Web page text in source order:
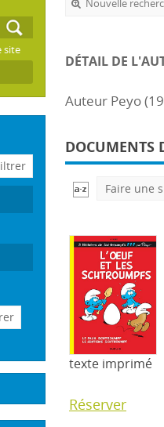
site
Nouvelle
DÉTAIL DE
Auteur Peyo
DOCUMENTS
Faire une
texte imprimé
Réserver